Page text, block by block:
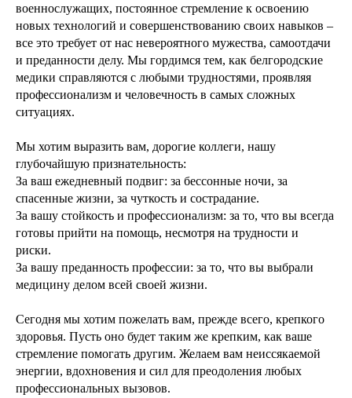
военнослужащих, постоянное стремление к освоению
новых технологий и совершенствованию своих навыков –
все это требует от нас невероятного мужества, самоотдачи
и преданности делу. Мы гордимся тем, как белгородские
медики справляются с любыми трудностями, проявляя
профессионализм и человечность в самых сложных
ситуациях.
Мы хотим выразить вам, дорогие коллеги, нашу
глубочайшую признательность:
За ваш ежедневный подвиг: за бессонные ночи, за
спасенные жизни, за чуткость и сострадание.
За вашу стойкость и профессионализм: за то, что вы всегда
готовы прийти на помощь, несмотря на трудности и
риски.
За вашу преданность профессии: за то, что вы выбрали
медицину делом всей своей жизни.
Сегодня мы хотим пожелать вам, прежде всего, крепкого
здоровья. Пусть оно будет таким же крепким, как ваше
стремление помогать другим. Желаем вам неиссякаемой
энергии, вдохновения и сил для преодоления любых
профессиональных вызовов.